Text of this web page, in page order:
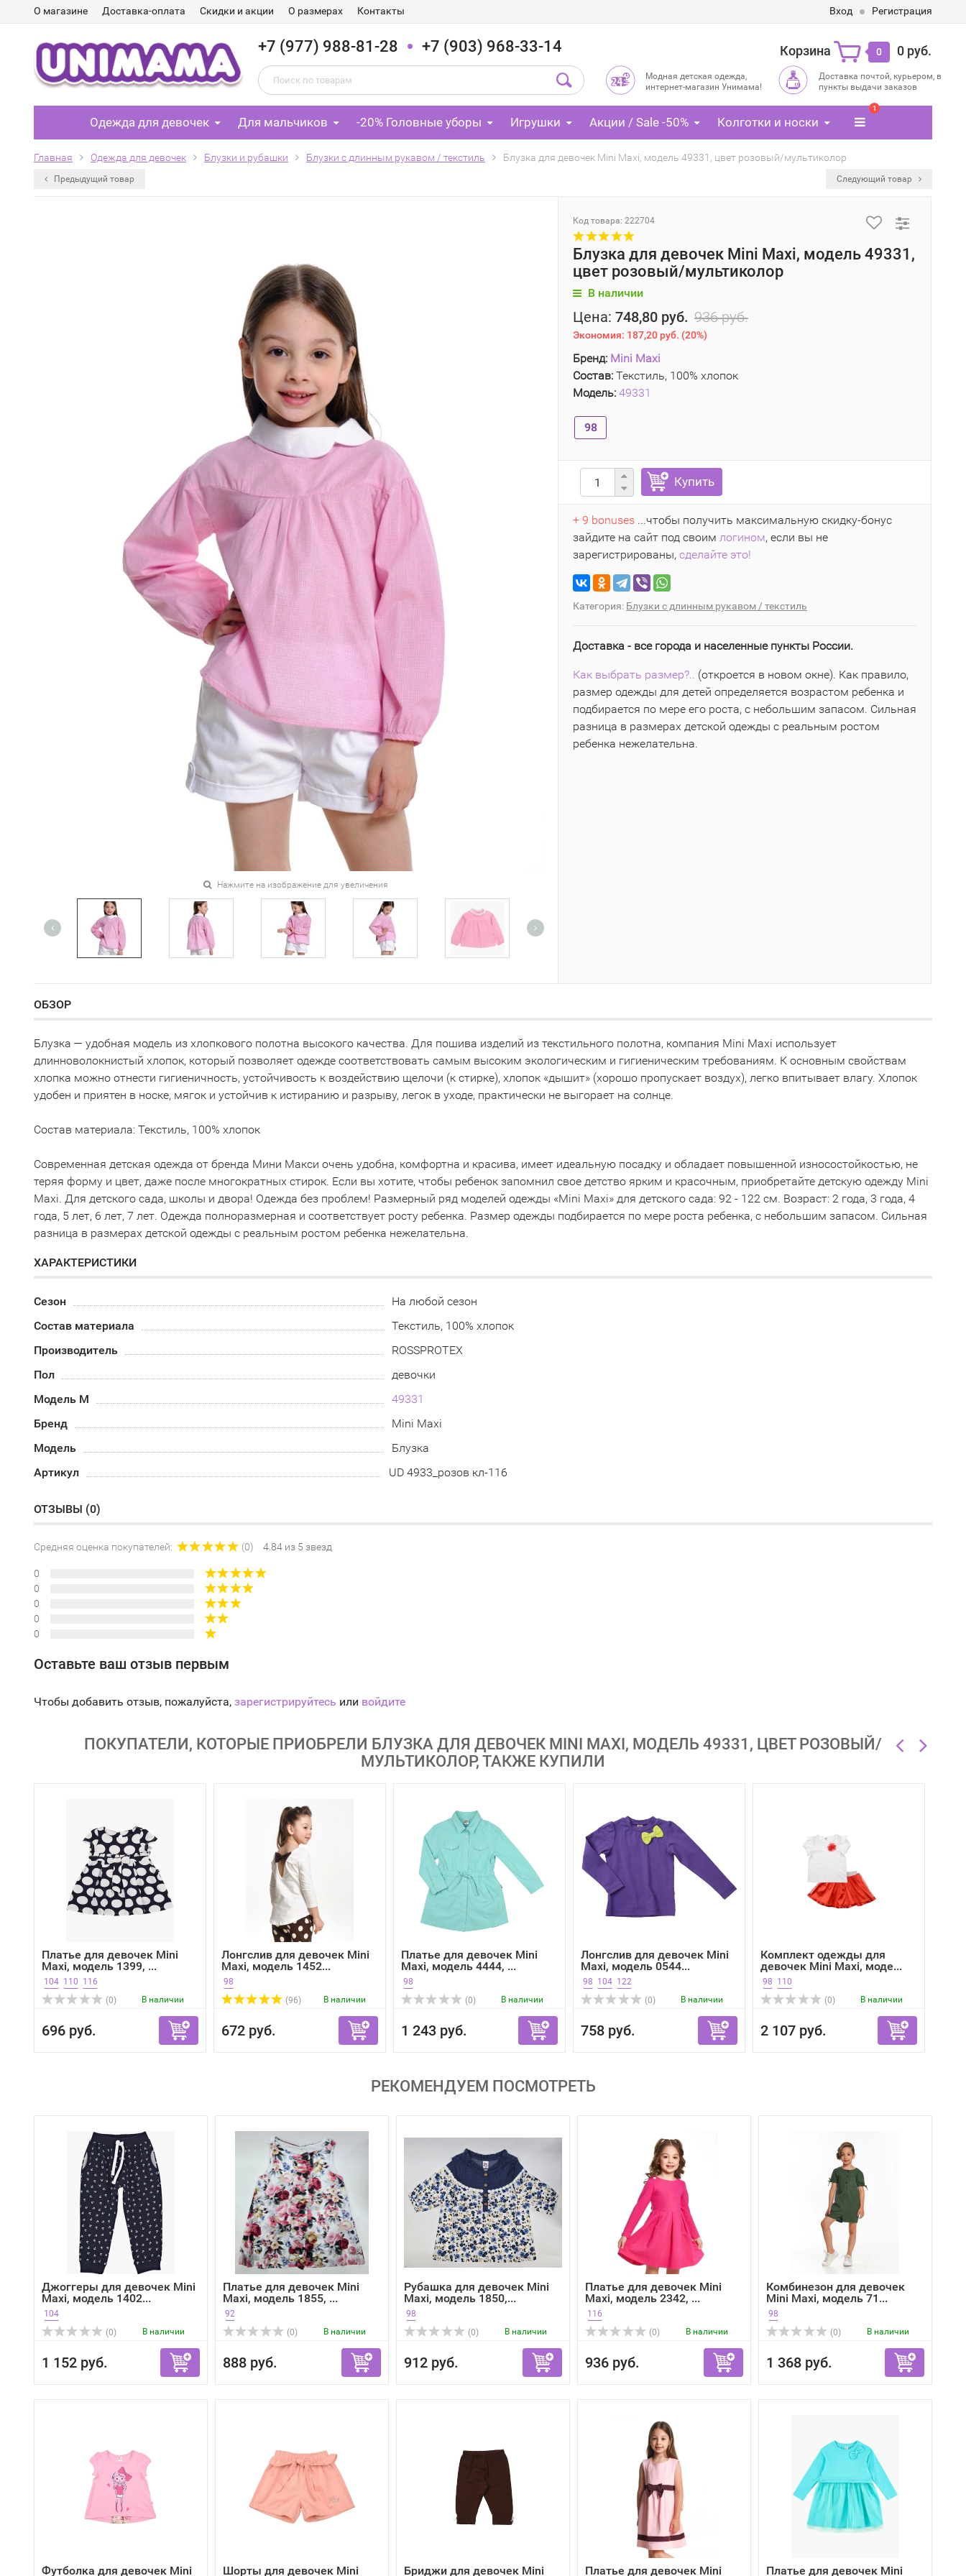
О магазине Доставка-оплата Скидки и акции О размерах Контакты Вход Регистрация
+7 (977) 988-81-28 +7 (903) 968-33-14 Корзина 0 0 руб.
Модная детская одежда,
интернет-магазин Унимама!
Доставка почтой, курьером, в
пункты выдачи заказов
Одежда для девочек Для мальчиков -20% Головные уборы Игрушки Акции / Sale -50% Колготки и носки
1
Главная Одежда для девочек Блузки и рубашки Блузки с длинным рукавом / текстиль Блузка для девочек Mini Maxi, модель 49331, цвет розовый/мультиколор
Предыдущий товар Следующий товар
Нажмите на изображение для увеличения
Код товара: 222704
Блузка для девочек Mini Maxi, модель 49331,
цвет розовый/мультиколор
В наличии
Цена: 748,80 руб. 936 руб.
Экономия: 187,20 руб. (20%)
Бренд: Mini Maxi
Состав: Текстиль, 100% хлопок
Модель: 49331
98
Купить
+ 9 bonuses ...чтобы получить максимальную скидку-бонус
зайдите на сайт под своим логином, если вы не
зарегистрированы, сделайте это!
Категория: Блузки с длинным рукавом / текстиль
Доставка - все города и населенные пункты России.
Как выбрать размер?.. (откроется в новом окне). Как правило,
размер одежды для детей определяется возрастом ребенка и
подбирается по мере его роста, с небольшим запасом. Сильная
разница в размерах детской одежды с реальным ростом
ребенка нежелательна.
ОБЗОР
Блузка — удобная модель из хлопкового полотна высокого качества. Для пошива изделий из текстильного полотна, компания Mini Maxi использует
длинноволокнистый хлопок, который позволяет одежде соответствовать самым высоким экологическим и гигиеническим требованиям. К основным свойствам
хлопка можно отнести гигиеничность, устойчивость к воздействию щелочи (к стирке), хлопок «дышит» (хорошо пропускает воздух), легко впитывает влагу. Хлопок
удобен и приятен в носке, мягок и устойчив к истиранию и разрыву, легок в уходе, практически не выгорает на солнце.
Состав материала: Текстиль, 100% хлопок
Современная детская одежда от бренда Мини Макси очень удобна, комфортна и красива, имеет идеальную посадку и обладает повышенной износостойкостью, не
теряя форму и цвет, даже после многократных стирок. Если вы хотите, чтобы ребенок запомнил свое детство ярким и красочным, приобретайте детскую одежду Mini
Maxi. Для детского сада, школы и двора! Одежда без проблем! Размерный ряд моделей одежды «Mini Maxi» для детского сада: 92 - 122 см. Возраст: 2 года, 3 года, 4
года, 5 лет, 6 лет, 7 лет. Одежда полноразмерная и соответствует росту ребенка. Размер одежды подбирается по мере роста ребенка, с небольшим запасом. Сильная
разница в размерах детской одежды с реальным ростом ребенка нежелательна.
ХАРАКТЕРИСТИКИ
Сезон
На любой сезон
Состав материала
Текстиль, 100% хлопок
Производитель
ROSSPROTEX
Пол
девочки
Модель М
49331
Бренд
Mini Maxi
Модель
Блузка
Артикул
UD 4933_розов кл-116
ОТЗЫВЫ (0)
Средняя оценка покупателей: (0) 4.84 из 5 звезд
0
0
0
0
0
Оставьте ваш отзыв первым
Чтобы добавить отзыв, пожалуйста, зарегистрируйтесь или войдите
ПОКУПАТЕЛИ, КОТОРЫЕ ПРИОБРЕЛИ БЛУЗКА ДЛЯ ДЕВОЧЕК MINI MAXI, МОДЕЛЬ 49331, ЦВЕТ РОЗОВЫЙ/
МУЛЬТИКОЛОР, ТАКЖЕ КУПИЛИ
Платье для девочек Mini
Maxi, модель 1399, ...
104 110 116
(0)
В наличии
696 руб.
Лонгслив для девочек Mini
Maxi, модель 1452...
98
(96)
В наличии
672 руб.
Платье для девочек Mini
Maxi, модель 4444, ...
98
(0)
В наличии
1 243 руб.
Лонгслив для девочек Mini
Maxi, модель 0544...
98 104 122
(0)
В наличии
758 руб.
Комплект одежды для
девочек Mini Maxi, моде...
98 110
(0)
В наличии
2 107 руб.
РЕКОМЕНДУЕМ ПОСМОТРЕТЬ
Джоггеры для девочек Mini
Maxi, модель 1402...
104
(0)
В наличии
1 152 руб.
Платье для девочек Mini
Maxi, модель 1855, ...
92
(0)
В наличии
888 руб.
Рубашка для девочек Mini
Maxi, модель 1850,...
98
(0)
В наличии
912 руб.
Платье для девочек Mini
Maxi, модель 2342, ...
116
(0)
В наличии
936 руб.
Комбинезон для девочек
Mini Maxi, модель 71...
98
(0)
В наличии
1 368 руб.
Футболка для девочек Mini
Шорты для девочек Mini
Бриджи для девочек Mini
Платье для девочек Mini
Платье для девочек Mini